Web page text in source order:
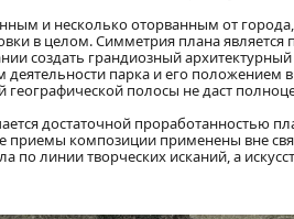
и несколько оторванным от
в целом. Симметрия плана является
создать грандиозный
деятельности парка и его положением
географической полосы не даст
достаточной проработанностью
приемы композиции применены вне
по линии творческих исканий, а